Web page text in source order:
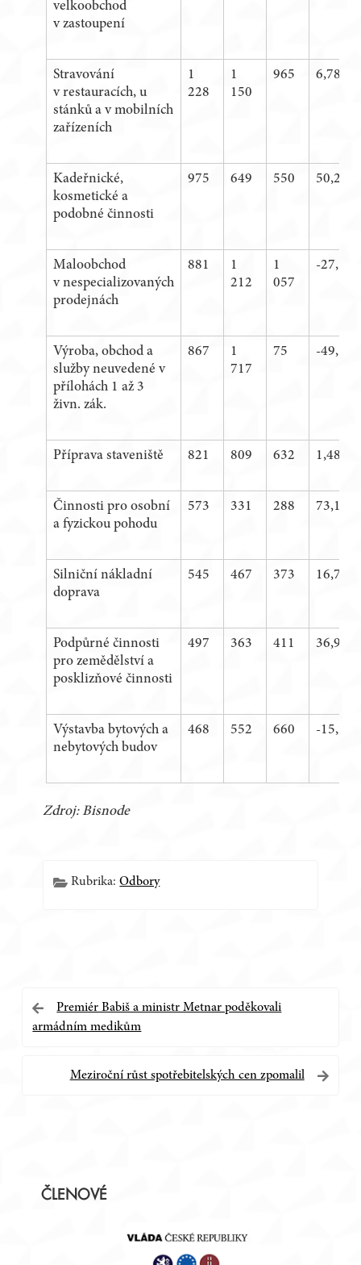
velkoobchod
v zastoupení
Stravování
v restauracích, u
stánků a v mobilních
zařízeních
1
228
1
150
965 6,78 %
Kadeřnické,
kosmetické a
podobné činnosti
975 649 550 50,23
Maloobchod
v nespecializovaných
prodejnách
881
1
212
1
057
-27,31
Výroba, obchod a
služby neuvedené v
přílohách 1 až 3
živn. zák.
867
1
717
75 -49,50
Příprava staveniště 821 809 632 1,48 %
Činnosti pro osobní
a fyzickou pohodu
573 331 288 73,11
Silniční nákladní
doprava
545 467 373 16,70
Podpůrné činnosti
pro zemědělství a
posklizňové činnosti
497 363 411 36,91
Výstavba bytových a
nebytových budov
468 552 660 -15,22
Zdroj: Bisnode
Rubrika:Odbory
Navigace
příspěvek
Premiér Babiš a ministr Metnar poděkovali
armádním medikům
Meziroční růst spotřebitelských cen zpomalil
ČLENOVÉ